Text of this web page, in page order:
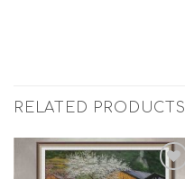
RELATED PRODUCTS